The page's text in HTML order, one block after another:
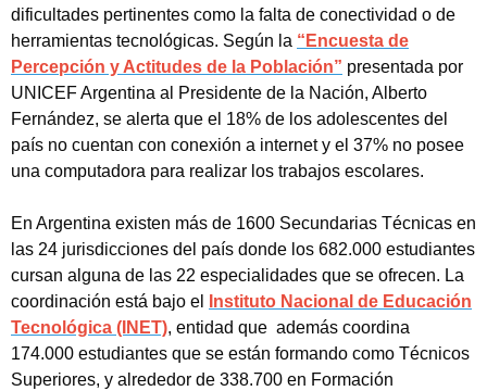
dificultades pertinentes como la falta de conectividad o de
herramientas tecnológicas. Según la “Encuesta de
Percepción y Actitudes de la Población” presentada por
UNICEF Argentina al Presidente de la Nación, Alberto
Fernández, se alerta que el 18% de los adolescentes del
país no cuentan con conexión a internet y el 37% no posee
una computadora para realizar los trabajos escolares.
En Argentina existen más de 1600 Secundarias Técnicas en
las 24 jurisdicciones del país donde los 682.000 estudiantes
cursan alguna de las 22 especialidades que se ofrecen. La
coordinación está bajo el
Instituto Nacional de Educación
Tecnológica (INET), entidad que además coordina
174.000 estudiantes que se están formando como Técnicos
Superiores, y alrededor de 338.700 en Formación